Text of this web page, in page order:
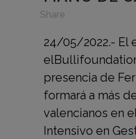
Share
24/05/2022.- El
presencia de
formará a más
valencianos en
Intensivo en